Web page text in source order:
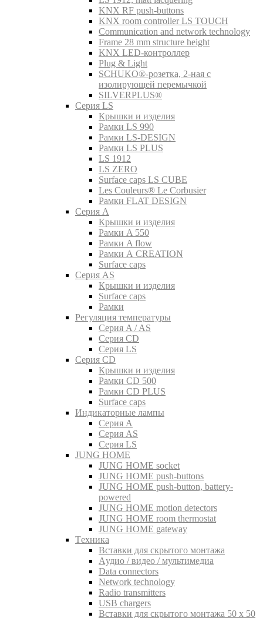
KNX RF push-buttons
KNX room controller LS TOUCH
Communication and network technology
Frame 28 mm structure height
KNX LED-контроллер
Plug & Light
SCHUKO®-розетка, 2-ная с
изолирующей перемычкой
SILVERPLUS®
Серия LS
Крышки и изделия
Рамки LS 990
Рамки LS-DESIGN
Рамки LS PLUS
LS 1912
LS ZERO
Surface caps LS CUBE
Les Couleurs® Le Corbusier
Рамки FLAT DESIGN
Серия A
Крышки и изделия
Рамки A 550
Рамки A flow
Рамки A CREATION
Surface caps
Серия AS
Крышки и изделия
Surface caps
Рамки
Регуляция температуры
Серия A / AS
Серия CD
Серия LS
Серия CD
Крышки и изделия
Рамки CD 500
Рамки CD PLUS
Surface caps
Индикаторные лампы
Серия A
Серия AS
Серия LS
JUNG HOME
JUNG HOME socket
JUNG HOME push-buttons
JUNG HOME push-button, battery-
powered
JUNG HOME motion detectors
JUNG HOME room thermostat
JUNG HOME gateway
Tехника
Вставки для скрытого монтажа
Aудио / видео / мультимедиа
Data connectors
Network technology
Radio transmitters
USB chargers
Вставки для скрытого монтажа 50 x 50